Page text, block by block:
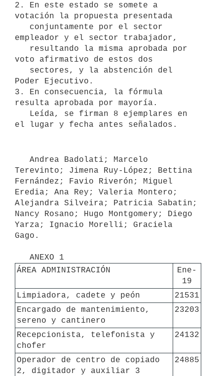
2. En este estado se somete a
votación la propuesta presentada
empleador y el sector trabajador,
voto afirmativo de estos dos
Poder Ejecutivo.
3. En consecuencia, la fórmula
resulta aprobada por mayoría.
Terevinto; Jimena Ruy-López; Bettina
Fernández; Favio Riverón; Miguel
Eredia; Ana Rey; Valeria Montero;
Alejandra Silveira; Patricia Sabatin;
Nancy Rosano; Hugo Montgomery; Diego
Yarza; Ignacio Morelli; Graciela
Gago.
ÁREA ADMINISTRACIÓN
Ene-
19
Limpiadora, cadete y peón
21531
Encargado de mantenimiento,
sereno y cantinero
23203
Recepcionista, telefonista y
chofer
24132
Operador de centro de copiado
2, digitador y auxiliar 3
24885